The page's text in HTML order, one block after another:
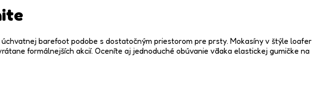
barefoot podobe s dostatočným priestorom pre prsty. Mokasíny v štýle loafer
formálnejších akcií. Oceníte aj jednoduché obúvanie vďaka elastickej gumičke na